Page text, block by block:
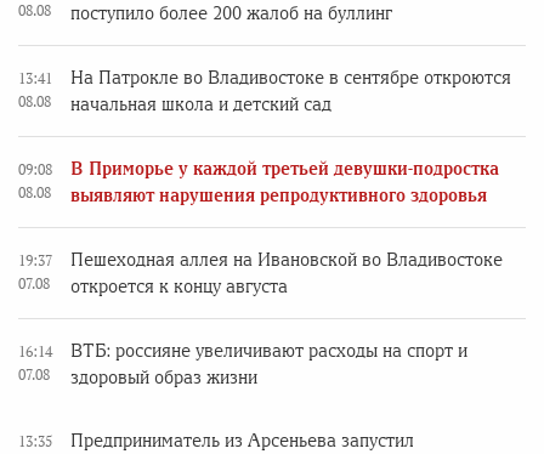
08.08
поступило более 200 жалоб на буллинг
13:41
08.08
На Патрокле во Владивостоке в сентябре откроются
начальная школа и детский сад
09:08
08.08
В Приморье у каждой третьей девушки-подростка
выявляют нарушения репродуктивного здоровья
19:37
07.08
Пешеходная аллея на Ивановской во Владивостоке
откроется к концу августа
16:14
07.08
ВТБ: россияне увеличивают расходы на спорт и
здоровый образ жизни
13:35
Предприниматель из Арсеньева запустил